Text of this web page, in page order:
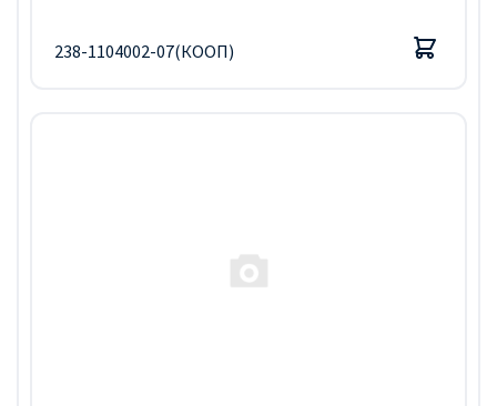
238-1104002-07(КООП)